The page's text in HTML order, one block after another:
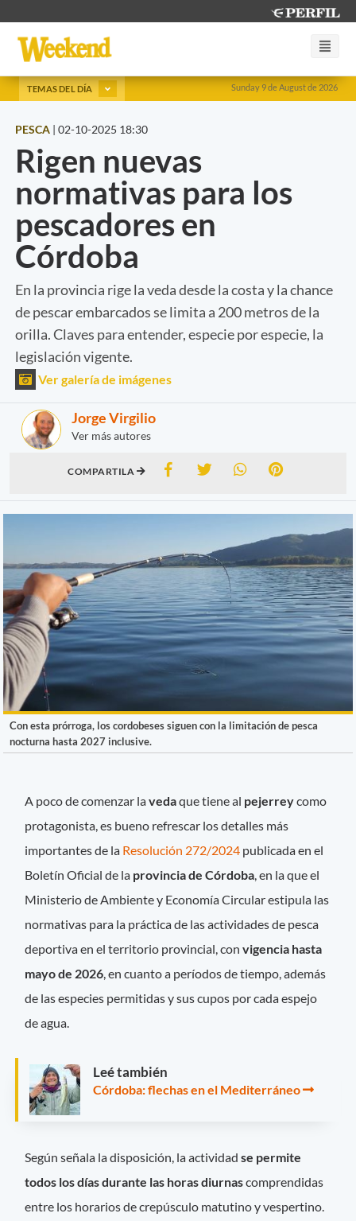
Sunday 9 de August de 2026
TEMAS DEL DÍA
PESCA | 02-10-2025 18:30
Rigen nuevas
normativas para los
pescadores en
Córdoba
En la provincia rige la veda desde la costa y la chance
de pescar embarcados se limita a 200 metros de la
orilla. Claves para entender, especie por especie, la
legislación vigente.
Ver galería de imágenes
Jorge Virgilio
Ver más autores
COMPARTILA
Con esta prórroga, los cordobeses siguen con la limitación de pesca
nocturna hasta 2027 inclusive.
A poco de comenzar lavedaque tiene al pejerreycomo
protagonista, es bueno refrescar los detalles más
importantes de la Resolución 272/2024 publicada en el
Boletín Oficial de la provincia de Córdoba , en la que el
Ministerio de Ambiente y Economía Circular estipula las
normativas para la práctica de las actividades de pesca
deportiva en el territorio provincial, convigencia hasta
mayo de 2026 , en cuanto a períodos de tiempo, además
de las especies permitidas y sus cupos por cada espejo
de agua.
Leé también
Córdoba: flechas en el Mediterráneo
Según señala la disposición, la actividadse permite
todos los días durante las horas diurnascomprendidas
entre los horarios de crepúsculo matutino y vespertino.